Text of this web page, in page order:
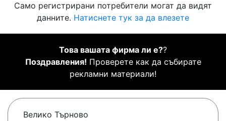
Само регистрирани потребители могат да видят
данните. Натиснете тук за да влезете
Това вашата фирма ли е??
Поздравления! Проверете как да събирате
рекламни материали!
Велико Търново